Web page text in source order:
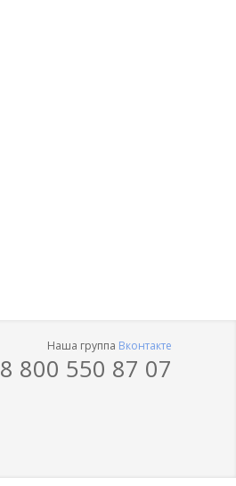
Наша группа Вконтакте
8 800 550 87 07